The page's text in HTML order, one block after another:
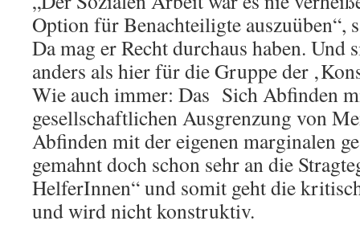
Option für Benachteiligte auszuüben“,
Da mag er Recht durchaus haben. Und
anders als hier für die Gruppe der
Wie auch immer: Das Sich Abfinden
gesellschaftlichen Ausgrenzung von
Abfinden mit der eigenen marginalen
gemahnt doch schon sehr an die
HelferInnen“ und somit geht die
und wird nicht konstruktiv.